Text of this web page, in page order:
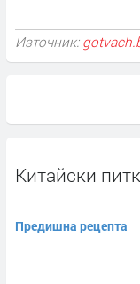
Източник:
Китайски
Предишна рецепта